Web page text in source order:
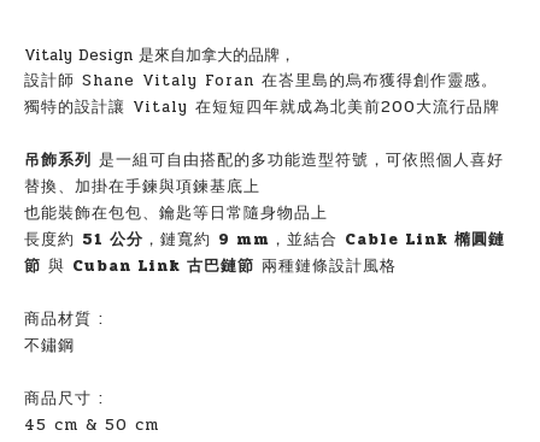
Vitaly Design 是來自加拿大的品牌，
設計師 Shane Vitaly Foran 在峇里島的烏布獲得創作靈感。
獨特的設計讓 Vitaly 在短短四年就成為北美前200大流行品牌
吊飾系列 是一組可自由搭配的多功能造型符號，可依照個人喜好
替換、加掛在手鍊與項鍊基底上
也能裝飾在包包、鑰匙等日常隨身物品上
長度約 51 公分 ，鏈寬約 9 mm ，並結合 Cable Link 橢圓鏈
節 與 Cuban Link 古巴鏈節 兩種鏈條設計風格
商品材質 :
不鏽鋼
商品尺寸 :
45 cm & 50 cm